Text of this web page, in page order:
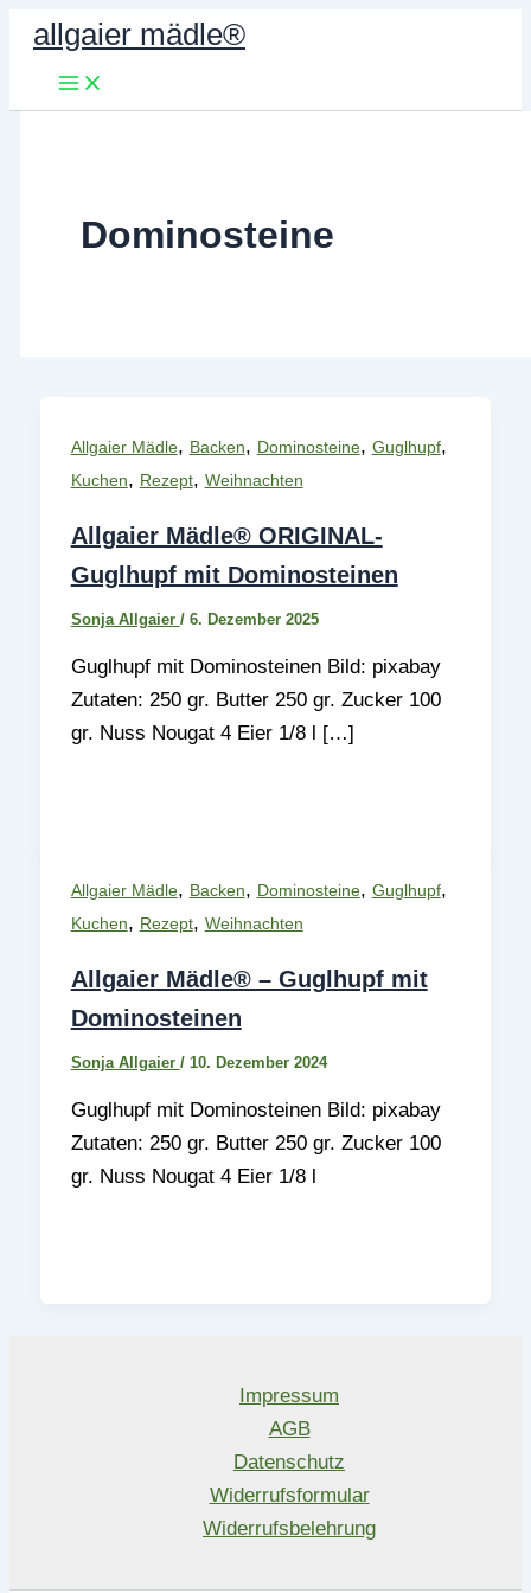
Zum
Inhalt
springen
allgaier mädle®
Dominosteine
Allgaier Mädle, Backen, Dominosteine, Guglhupf,
Kuchen, Rezept, Weihnachten
Allgaier Mädle® ORIGINAL-
Guglhupf mit Dominosteinen
Sonja Allgaier / 6. Dezember 2025
Guglhupf mit Dominosteinen Bild: pixabay
Zutaten: 250 gr. Butter 250 gr. Zucker 100
gr. Nuss Nougat 4 Eier 1/8 l […]
Allgaier Mädle, Backen, Dominosteine, Guglhupf,
Kuchen, Rezept, Weihnachten
Allgaier Mädle® – Guglhupf mit
Dominosteinen
Sonja Allgaier / 10. Dezember 2024
Guglhupf mit Dominosteinen Bild: pixabay
Zutaten: 250 gr. Butter 250 gr. Zucker 100
gr. Nuss Nougat 4 Eier 1/8 l
Impressum
AGB
Datenschutz
Widerrufsformular
Widerrufsbelehrung